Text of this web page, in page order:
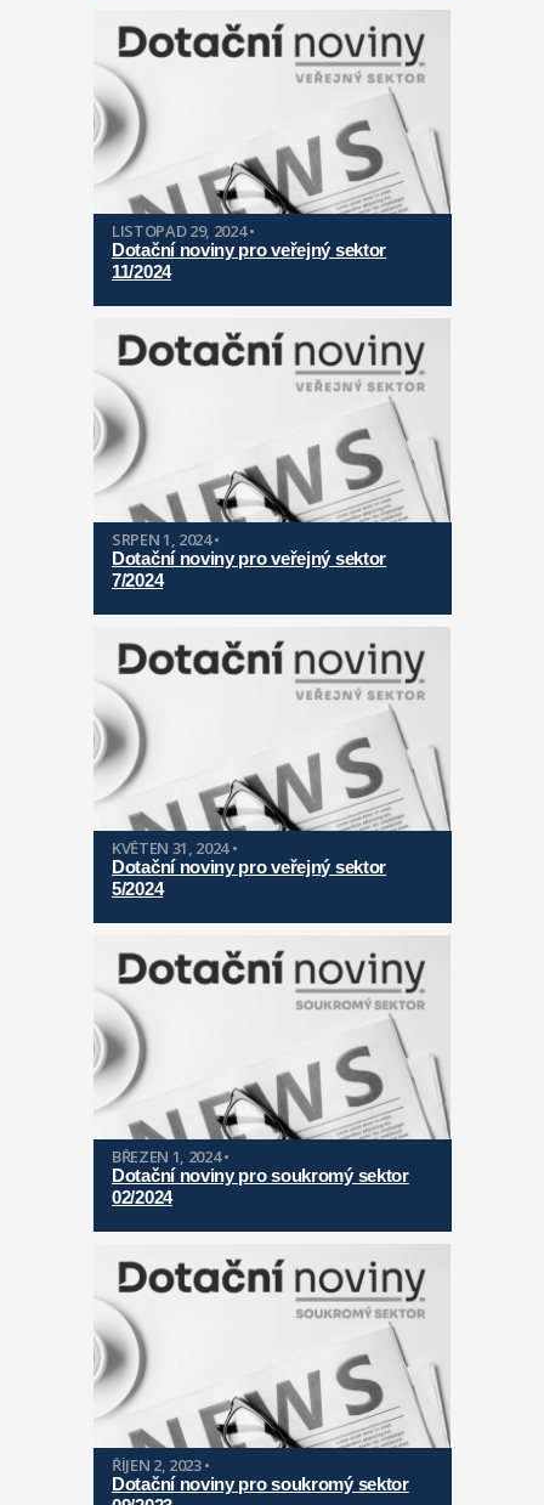
LISTOPAD 29, 2024 •
Dotační noviny pro veřejný sektor
11/2024
SRPEN 1, 2024 •
Dotační noviny pro veřejný sektor
7/2024
KVĚTEN 31, 2024 •
Dotační noviny pro veřejný sektor
5/2024
BŘEZEN 1, 2024 •
Dotační noviny pro soukromý sektor
02/2024
ŘÍJEN 2, 2023 •
Dotační noviny pro soukromý sektor